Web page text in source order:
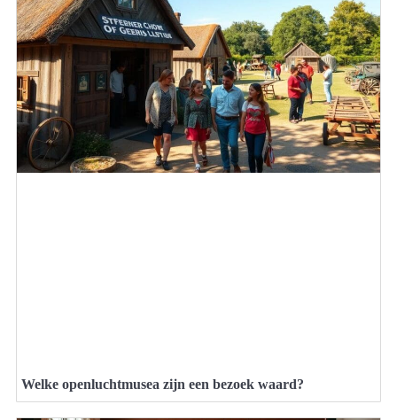
Welke openluchtmusea zijn een bezoek waard?